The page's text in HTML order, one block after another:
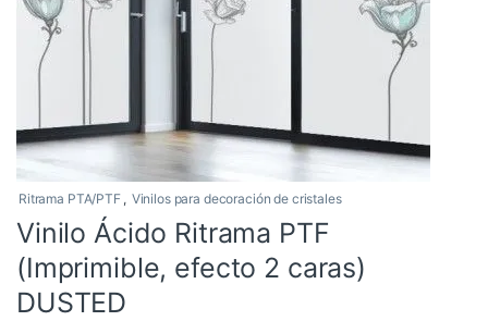
Ritrama PTA/PTF , Vinilos para decoración de cristales
Vinilo Ácido Ritrama PTF
(Imprimible, efecto 2 caras)
DUSTED